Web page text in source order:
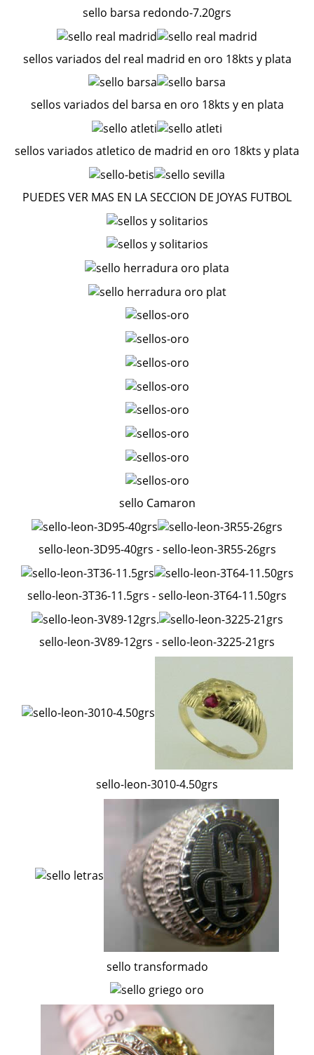
sello barsa redondo-7.20grs
sellos variados del real madrid en oro 18kts y plata
sellos variados del barsa en oro 18kts y en plata
sellos variados atletico de madrid en oro 18kts y plata
PUEDES VER MAS EN LA SECCION DE JOYAS FUTBOL
sello Camaron
sello-leon-3D95-40grs - sello-leon-3R55-26grs
sello-leon-3T36-11.5grs - sello-leon-3T64-11.50grs
sello-leon-3V89-12grs - sello-leon-3225-21grs
sello-leon-3010-4.50grs
sello transformado